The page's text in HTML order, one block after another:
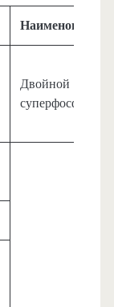
Наименование
Двойной
суперфосфат